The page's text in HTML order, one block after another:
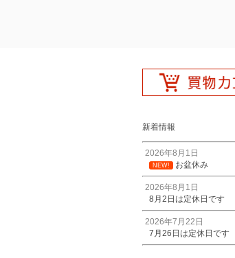
新着情報
2026年8月1日
NEW! お盆休み
2026年8月1日
8月2日は定休日です
2026年7月22日
7月26日は定休日です